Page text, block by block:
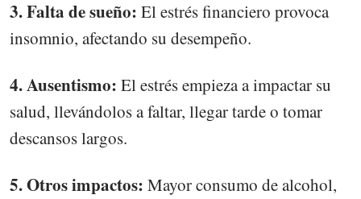
3. Falta de sueño: El estrés financiero provoca
insomnio, afectando su desempeño.
4. Ausentismo: El estrés empieza a impactar su
salud, llevándolos a faltar, llegar tarde o tomar
descansos largos.
5. Otros impactos: Mayor consumo de alcohol,